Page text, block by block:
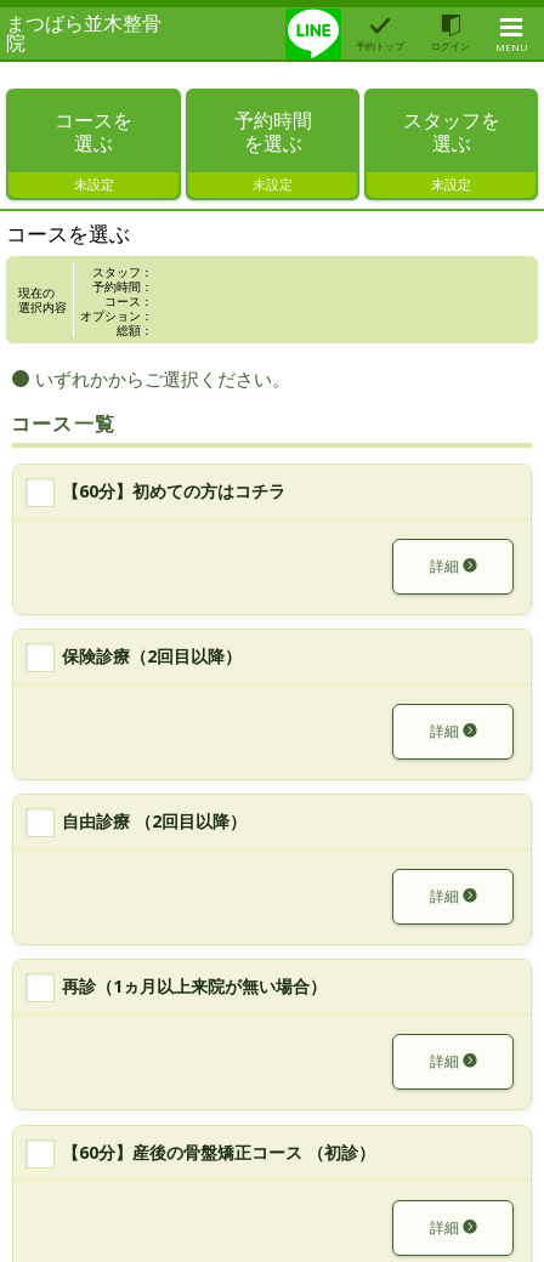
まつばら並木整骨
院 予約トップ ログイン MENU
コースを
選ぶ
未設定
予約時間
を選ぶ
未設定
スタッフを
選ぶ
未設定
コースを選ぶ
現在の
選択内容
スタッフ：
予約時間：
コース：
オプション：
総額：
いずれかからご選択ください。
コース一覧
【60分】初めての方はコチラ
詳細
保険診療（2回目以降）
詳細
自由診療 （2回目以降）
詳細
再診（1ヵ月以上来院が無い場合）
詳細
【60分】産後の骨盤矯正コース （初診）
詳細